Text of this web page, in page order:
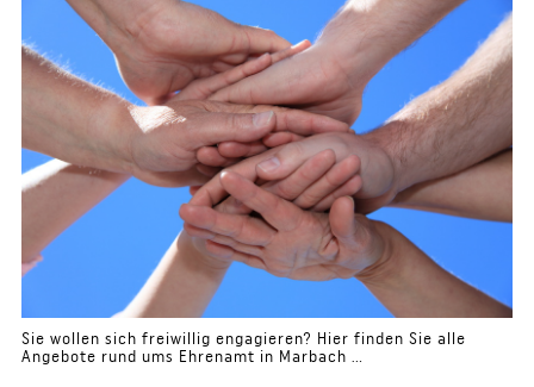
Sie wollen sich freiwillig engagieren? Hier finden Sie alle
Angebote rund ums Ehrenamt in Marbach …